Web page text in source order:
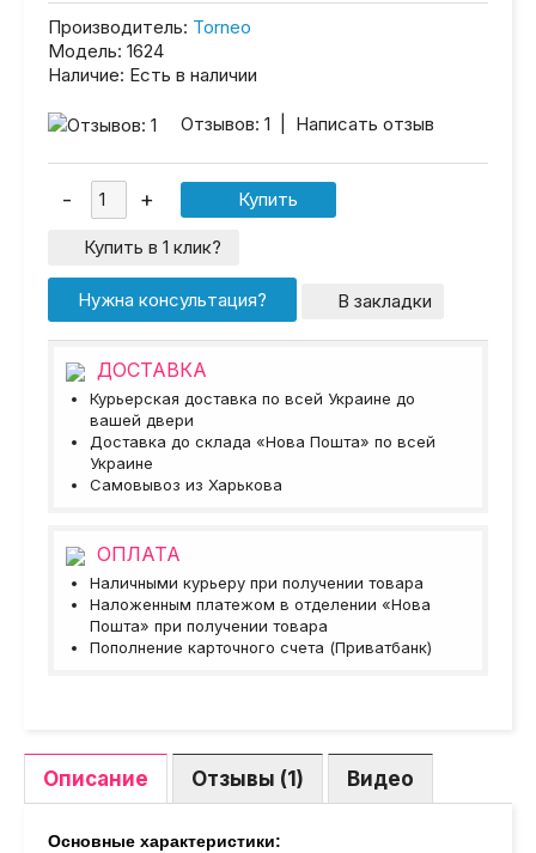
Производитель: Torneo
Модель: 1624
Наличие: Есть в наличии
Отзывов: 1 Написать отзыв
Купить в 1 клик?
Нужна консультация? В закладки
ДОСТАВКА
Курьерская доставка по всей Украине до
вашей двери
Доставка до склада «Нова Пошта» по всей
Украине
Самовывоз из Харькова
ОПЛАТА
Наличными курьеру при получении товара
Наложенным платежом в отделении «Нова
Пошта» при получении товара
Пополнение карточного счета (Приватбанк)
Описание Отзывы (1) Видео
Основные характеристики: